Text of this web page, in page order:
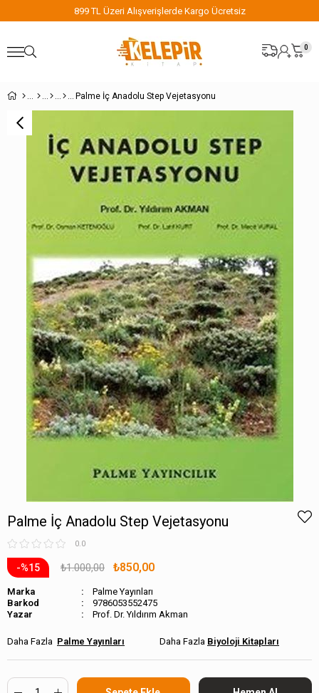
899 TL Üzeri Alışverişlerde Kargo Ücretsiz
0
Palme İç Anadolu Step Vejetasyonu
Palme İç Anadolu Step Vejetasyonu
0.0
15 ₺1.000,00 ₺850,00
Marka
Palme Yayınları
Barkod
9786053552475
Prof. Dr. Yıldırım Akman
Palme Yayınları Biyoloji Kitapları